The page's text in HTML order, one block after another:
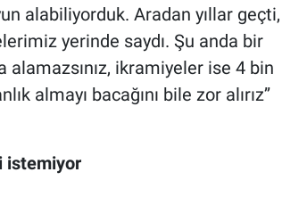
alabiliyorduk. Aradan yıllar geçti,
yerinde saydı. Şu anda bir
alamazsınız, ikramiyeler ise 4 bin
almayı bacağını bile zor alırız’’
istemiyor